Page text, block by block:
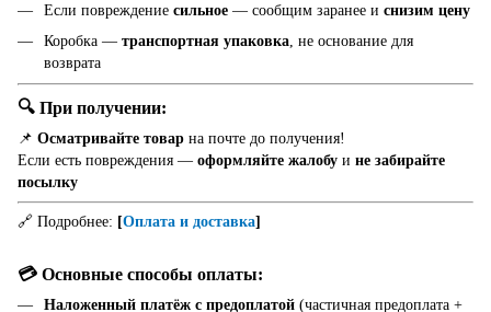
Если повреждение сильное — сообщим заранее и снизим цену
Коробка — транспортная упаковка, не основание для
возврата
🔍 При получении:
📌 Осматривайте товар на почте до получения!
Если есть повреждения — оформляйте жалобу и не забирайте
посылку
🔗 Подробнее: [Оплата и доставка]
💳 Основные способы оплаты:
Наложенный платёж с предоплатой (частичная предоплата +